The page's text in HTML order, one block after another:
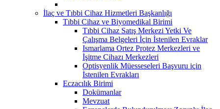
İlaç ve Tıbbi Cihaz Hizmetleri Başkanlığı
Tıbbi Cihaz ve Biyomedikal Birimi
Tıbbi Cihaz Satış Merkezi Yetki Ve
Çalışma Belgeleri İçin İstenilen Evraklar
Ismarlama Ortez Protez Merkezleri ve
İşitme Cihazı Merkezleri
Optisyenlik Müesseseleri Başvuru için
İstenilen Evrakları
Eczacılık Birimi
Dokümanlar
Mevzuat